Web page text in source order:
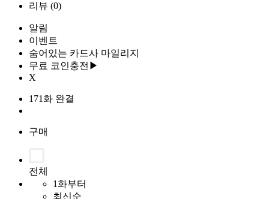
리뷰 (0)
알림
이벤트
숨어있는 카드사 마일리지
무료 코인충전▶
X
171화 완결
구매
전체
1화부터
최신순